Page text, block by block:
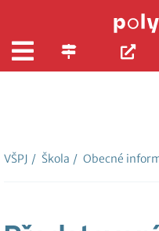
VŠPJ / Škola / Obecné